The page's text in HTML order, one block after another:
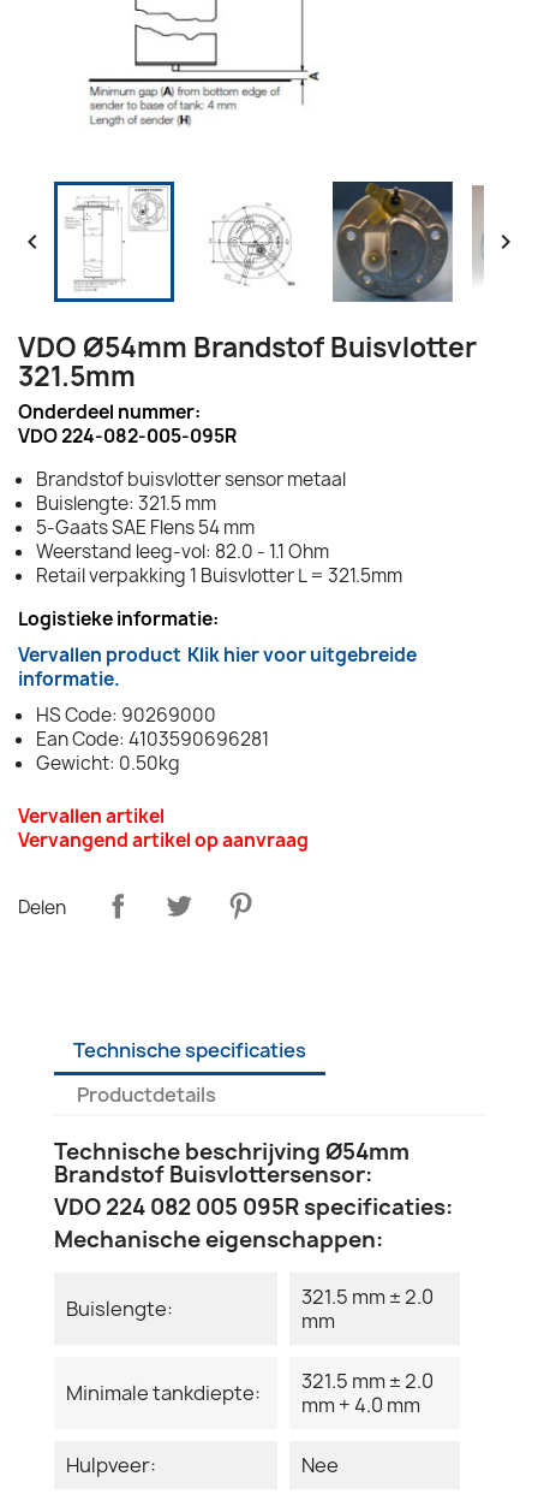
 
VDO Ø54mm Brandstof Buisvlotter
321.5mm
Onderdeel nummer:
VDO 224-082-005-095R
Brandstof buisvlotter sensor metaal
Buislengte: 321.5 mm
5-Gaats SAE Flens 54 mm
Weerstand leeg-vol: 82.0 - 1.1 Ohm
Retail verpakking 1 Buisvlotter L = 321.5mm
Logistieke informatie:
Vervallen product Klik hier voor uitgebreide
informatie.
HS Code: 90269000
Ean Code: 4103590696281
Gewicht: 0.50kg
Vervallen artikel
Vervangend artikel op aanvraag
Delen
Technische specificaties
Productdetails
Technische beschrijving Ø54mm
Brandstof Buisvlottersensor:
VDO 224 082 005 095R specificaties:
Mechanische eigenschappen:
Buislengte:
321.5 mm ± 2.0
mm
Minimale tankdiepte:
321.5 mm ± 2.0
mm + 4.0 mm
Hulpveer: Nee